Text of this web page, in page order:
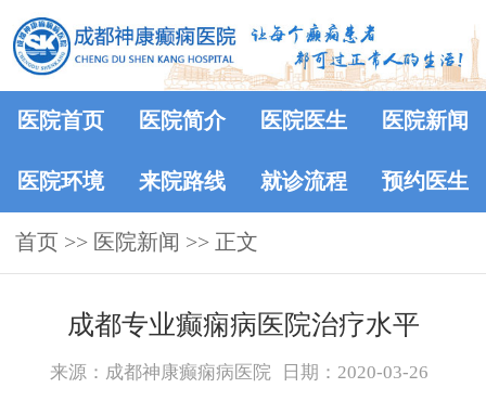
医院首页 医院简介 医院医生 医院新闻
医院环境 来院路线 就诊流程 预约医生
首页 >> 医院新闻 >> 正文
成都专业癫痫病医院治疗水平
来源：成都神康癫痫病医院 日期：2020-03-26